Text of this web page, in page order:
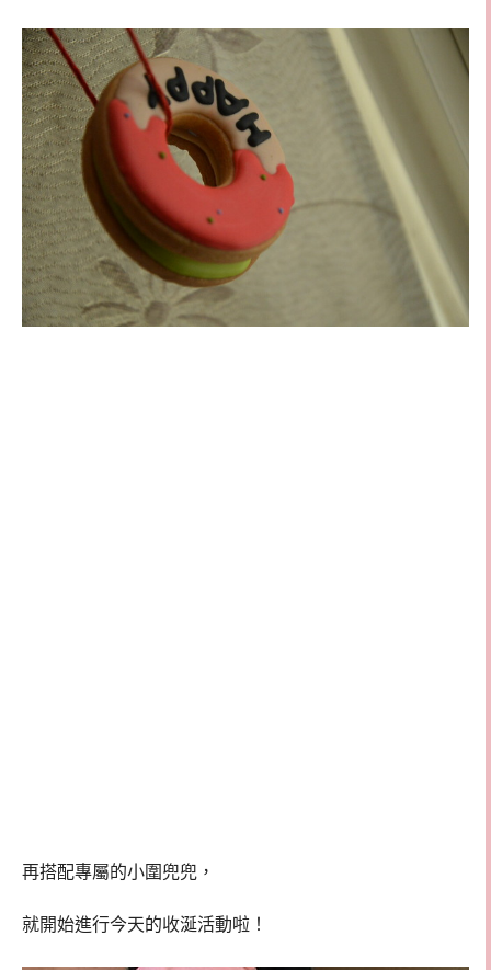
再搭配專屬的小圍兜兜，
就開始進行今天的收涎活動啦！